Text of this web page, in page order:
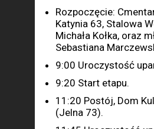
Rozpoczęcie:
Katynia 63, Stalowa
Michała Kołka, oraz
Sebastiana
9:00 Uroczystość
9:20 Start etapu.
11:20 Postój, Dom
(Jelna 73).